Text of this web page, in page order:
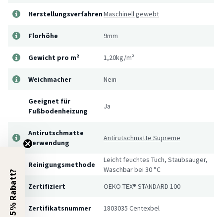
HerstellungsverfahrenMaschinell gewebt
Florhöhe 9mm
Gewicht pro m² 1,20kg/m²
Weichmacher Nein
Geeignet für
Fußbodenheizung
Ja
Antirutschmatte
Verwendung
Antirutschmatte Supreme
Reinigungsmethode
Leicht feuchtes Tuch, Staubsauger,
Waschbar bei 30 °C
Zertifiziert
OEKO-TEX® STANDARD 100
Zertifikatsnummer 1803035 Centexbel
5% Rabatt?